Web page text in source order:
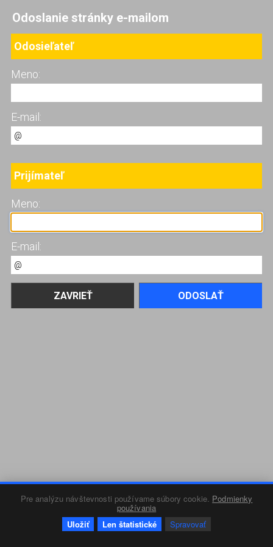
Pre analýzu návštevnosti používame súbory cookie. Podmienky
používania
Uložiť
Len štatistické Spravovať
Odoslanie stránky e-mailom
Odosieľateľ
Meno:
E-mail:
Prijímateľ
Meno:
E-mail: